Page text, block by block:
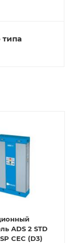
ADS 2 STD
CEC (D3)